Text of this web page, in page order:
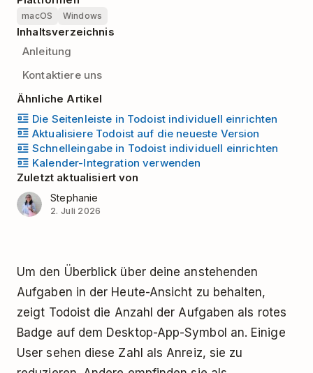
macOS Windows
Inhaltsverzeichnis
Anleitung
Kontaktiere uns
Ähnliche Artikel
Die Seitenleiste in Todoist individuell einrichten
Aktualisiere Todoist auf die neueste Version
Schnelleingabe in Todoist individuell einrichten
Kalender-Integration verwenden
Zuletzt aktualisiert von
Stephanie
2. Juli 2026
Um den Überblick über deine anstehenden
Aufgaben in der Heute-Ansicht zu behalten,
zeigt Todoist die Anzahl der Aufgaben als rotes
Badge auf dem Desktop-App-Symbol an. Einige
User sehen diese Zahl als Anreiz, sie zu